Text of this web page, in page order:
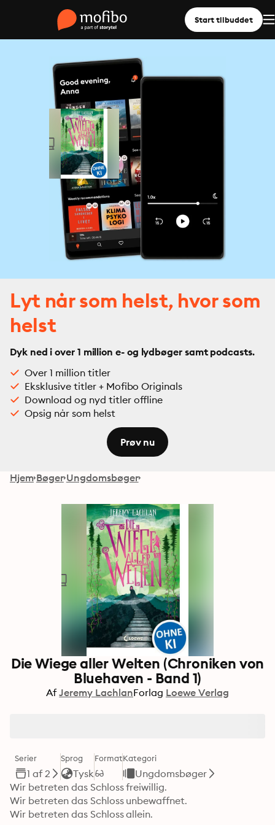
Start tilbuddet
Lyt når som helst, hvor som
helst
Dyk ned i over 1 million e- og lydbøger samt podcasts.
Over 1 million titler
Eksklusive titler + Mofibo Originals
Download og nyd titler offline
Opsig når som helst
Prøv nu
Hjem Bøger Ungdomsbøger
Die Wiege aller Welten (Chroniken von
Bluehaven - Band 1)
Af Jeremy LachlanForlag Loewe Verlag
Serier
1 af 2
Sprog
Tysk
FormatKategori
Ungdomsbøger
Wir betreten das Schloss freiwillig.
Wir betreten das Schloss unbewaffnet.
Wir betreten das Schloss allein.